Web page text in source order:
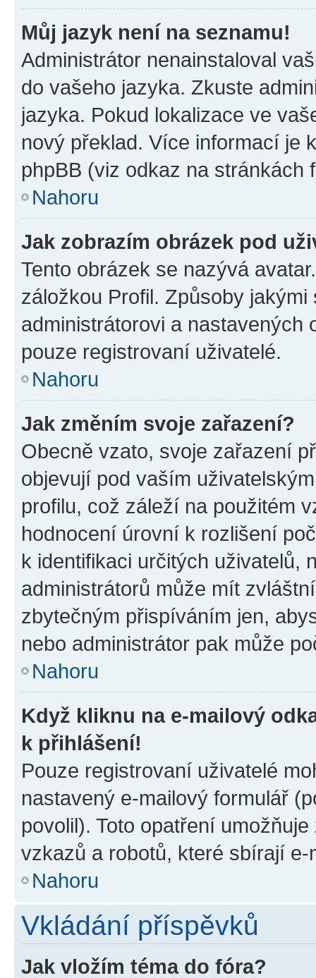
Můj jazyk není na seznamu!
Administrátor nenainstaloval
do vašeho jazyka. Zkuste
jazyka. Pokud lokalizace ve
nový překlad. Více informací je
phpBB (viz odkaz na stránkách
Nahoru
Jak zobrazím obrázek pod
Tento obrázek se nazývá
záložkou Profil. Způsoby
administrátorovi a nastavených
pouze registrovaní uživatelé.
Nahoru
Jak změním svoje zařazení?
Obecně vzato, svoje zařazení
objevují pod vaším
profilu, což záleží na použitém
hodnocení úrovní k rozlišení
k identifikaci určitých uživatelů,
administrátorů může mít
zbytečným přispíváním jen,
nebo administrátor pak může
Nahoru
Když kliknu na e-mailový
k přihlášení!
Pouze registrovaní uživatelé
nastavený e-mailový formulář
povolil). Toto opatření
vzkazů a robotů, které sbírají e-
Nahoru
Vkládání příspěvků
Jak vložím téma do fóra?